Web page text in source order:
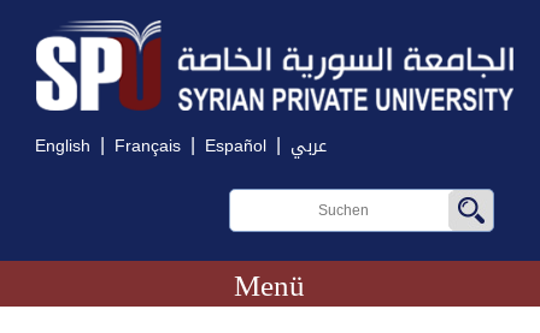
English | Français | Español | عربي
Menü